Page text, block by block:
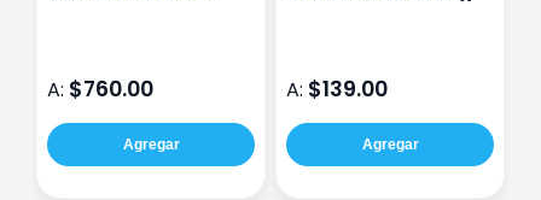
A: $760.00
Agregar
A: $139.00
Agregar